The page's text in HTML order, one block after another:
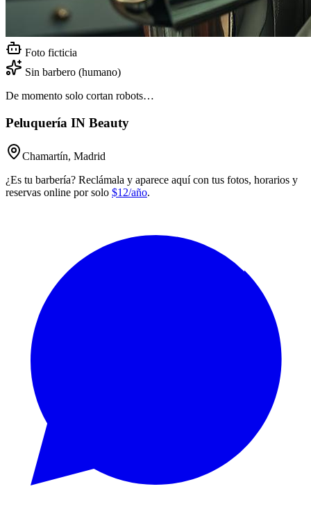
Foto ficticia
Sin barbero (humano)
De momento solo cortan robots…
Peluquería IN Beauty
Chamartín, Madrid
¿Es tu barbería? Reclámala y aparece aquí con tus fotos, horarios y
reservas online por solo $12/año.